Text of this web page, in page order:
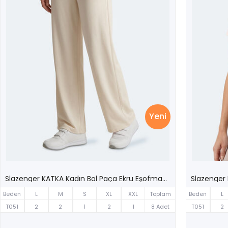
Yeni
Slazenger KATKA Kadın Bol Paça Ekru Eşofman Altı
Beden L M S XL XXL
Toplam
T051
2 2 1 2 1 8 Adet
Beden
L
T051
2